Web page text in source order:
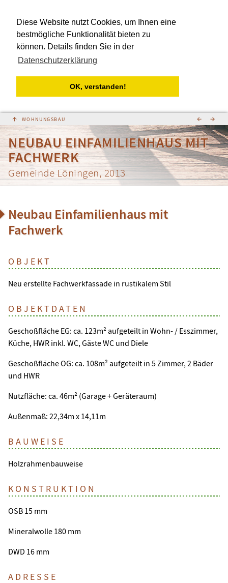
Diese Website nutzt Cookies, um Ihnen eine
bestmögliche Funktionalität bieten zu
können. Details finden Sie in der
Datenschutzerklärung
OK, verstanden!
↑ ← →
NEUBAU EINFAMILIENHAUS MIT
FACHWERK
Gemeinde Löningen, 2013
Neubau Einfamilienhaus mit
Fachwerk
OBJEKT
Neu erstellte Fachwerkfassade in rustikalem Stil
OBJEKTDATEN
Geschoßfläche EG: ca. 123m² aufgeteilt in Wohn- / Esszimmer,
Küche, HWR inkl. WC, Gäste WC und Diele
Geschoßfläche OG: ca. 108m² aufgeteilt in 5 Zimmer, 2 Bäder
und HWR
Nutzfläche: ca. 46m² (Garage + Geräteraum)
Außenmaß: 22,34m x 14,11m
BAUWEISE
Holzrahmenbauweise
KONSTRUKTION
OSB 15 mm
Mineralwolle 180 mm
DWD 16 mm
ADRESSE